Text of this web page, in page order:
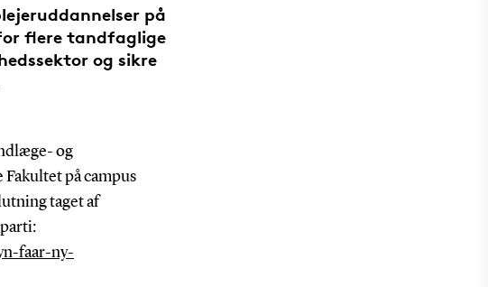
på
flere tandfaglige
og sikre
og
på campus
taget af
faar-ny-